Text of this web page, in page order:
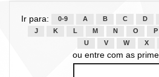
Ir para: 0-9 A B C D
J
K L M N O P
U
V W X
ou entre com as